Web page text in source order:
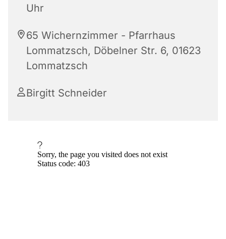
Uhr
65 Wichernzimmer - Pfarrhaus
Lommatzsch, Döbelner Str. 6, 01623
Lommatzsch
Birgitt Schneider